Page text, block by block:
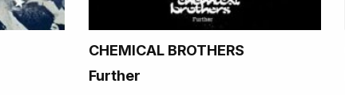
CHEMICAL BROTHERS
Further